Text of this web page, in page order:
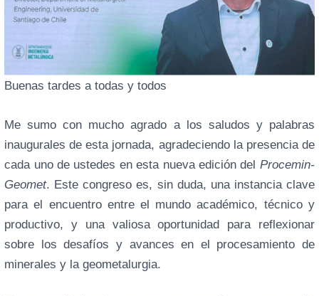
Buenas tardes a todas y todos
Me sumo con mucho agrado a los saludos y palabras
inaugurales de esta jornada, agradeciendo la presencia de
cada uno de ustedes en esta nueva edición del Procemin-
Geomet. Este congreso es, sin duda, una instancia clave
para el encuentro entre el mundo académico, técnico y
productivo, y una valiosa oportunidad para reflexionar
sobre los desafíos y avances en el procesamiento de
minerales y la geometalurgia.